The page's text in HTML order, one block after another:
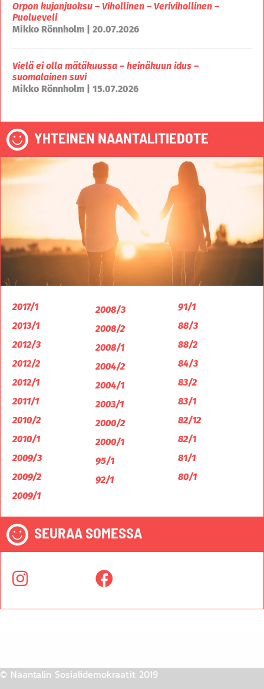
Orpon kujanjuoksu – Vihollinen – Verivihollinen –
Puolueveli
Mikko Rönnholm | 20.07.2026
Vielä ei olla mätäkuussa – heinäkuun idus –
suomalainen suvi
Mikko Rönnholm | 15.07.2026
YHTEINEN NAANTALITIEDOTE
2017/1
2013/1
2012/3
2012/2
2012/1
2011/1
2010/2
2010/1
2009/3
2009/2
2009/1
2008/3
2008/2
2008/1
2004/2
2004/1
2003/1
2000/2
2000/1
95/1
92/1
91/1
88/3
88/2
84/3
83/2
83/1
82/12
82/1
81/1
80/1
SEURAA SOMESSA
© Naantalin Sosialidemokraatit 2019